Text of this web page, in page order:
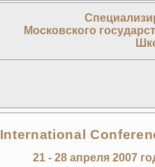
Московского
International
21 - 28 апреля 2007